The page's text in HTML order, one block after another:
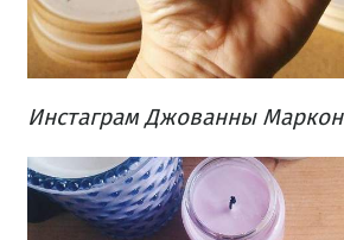
Инстаграм Джованны Маркон